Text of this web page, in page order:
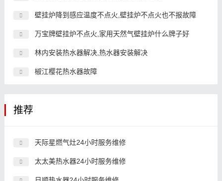
壁挂炉降到感应温度不点火,壁挂炉不点火也不报故障
万宝牌壁挂炉不点火,家用天然气壁挂炉什么牌子好
林内安装热水器解决,热水器安装解决
椒江樱花热水器故障
推荐
天际星燃气灶24小时服务维修
太太美热水器24小时服务维修